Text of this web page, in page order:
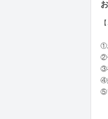
①
②
③
④
⑤